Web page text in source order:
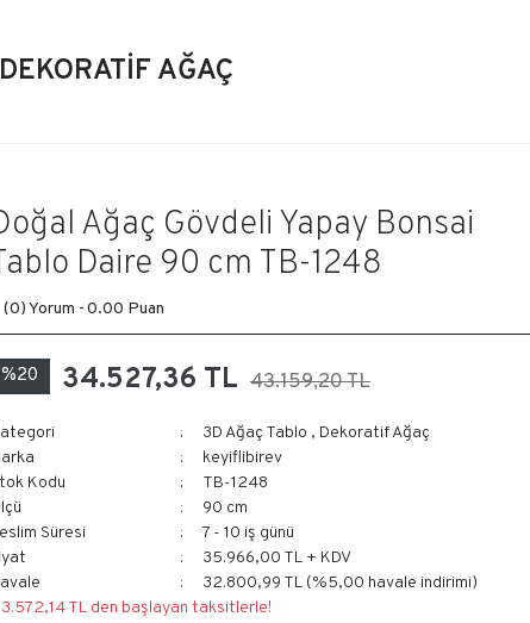
DEKORATIF AĞAÇ
Ağaç Gövdeli Yapay Bonsai
Daire 90 cm TB-1248
(0) Yorum -0.00 Puan
%20 34.527,36 TL 43.159,20 TL
3D Ağaç Tablo , Dekoratif Ağaç
keyiflibirev
Kodu
TB-1248
90 cm
Süresi
7 - 10 iş günü
35.966,00 TL + KDV
32.800,99 TL (%5,00 havale indirimi)
TL den başlayan taksitlerle!